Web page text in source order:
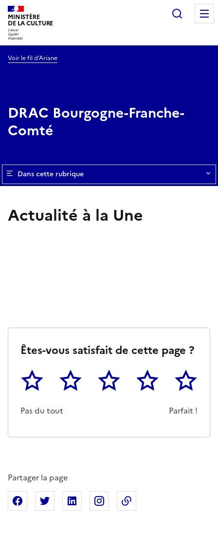
MINISTÈRE
DE LA CULTURE
Voir le fil d’Ariane
DRAC Bourgogne-Franche-
Comté
Dans cette rubrique
Actualité à la Une
Êtes-vous satisfait de cette page ?
1
Pas du tout
2 3 4 5
Parfait !
Partager la page
Partager sur Facebook
Partager sur XPartager sur Linkedin
Partager sur Instagram